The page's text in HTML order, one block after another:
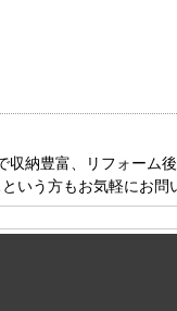
納豊富、リフォーム
いう方もお気軽にお問